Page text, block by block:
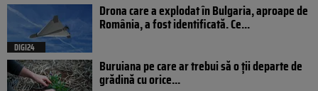
DIGI24
Drona care a explodat în Bulgaria, aproape de
România, a fost identificată. Ce...
Buruiana pe care ar trebui să o ții departe de
grădină cu orice...